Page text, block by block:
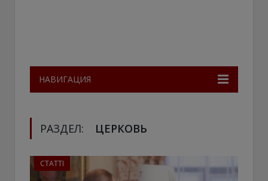
НАВИГАЦИЯ
РАЗДЕЛ: ЦЕРКОВЬ
СТАТТІ